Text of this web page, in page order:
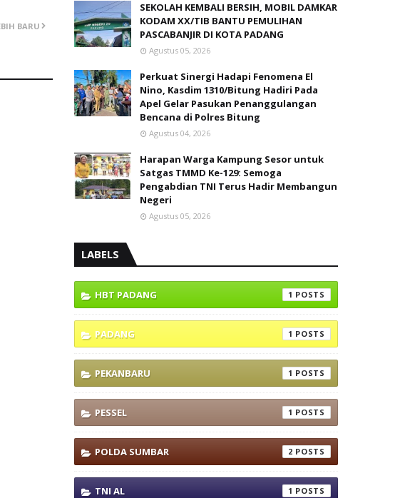
BARU
SEKOLAH KEMBALI BERSIH, MOBIL DAMKAR
KODAM XX/TIB BANTU PEMULIHAN
PASCABANJIR DI KOTA PADANG
Agustus 05, 2026
Perkuat Sinergi Hadapi Fenomena El
Nino, Kasdim 1310/Bitung Hadiri Pada
Apel Gelar Pasukan Penanggulangan
Bencana di Polres Bitung
Agustus 04, 2026
Harapan Warga Kampung Sesor untuk
Satgas TMMD Ke-129: Semoga
Pengabdian TNI Terus Hadir Membangun
Negeri
Agustus 05, 2026
LABELS
HBT PADANG 1
PADANG 1
PEKANBARU 1
PESSEL 1
POLDA SUMBAR 2
TNI AL 1